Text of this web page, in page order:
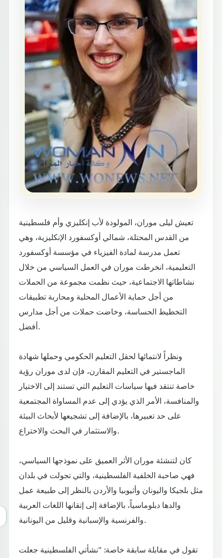
تعيش ليلى موران، المولودة لأب إنكليزي وأم فلسطينية
من القدس المحتلة، شمالي أوكسفورد الإنكليزية، وهي
تعمل مدرسة لمادة الفيزياء في مؤسسة أوكسفورد
التعليمية، انخرطت موران في العمل السياسي من خلال
نشاطاتها الاجتماعية، حيث نظمت مجموعة من الحملات
من أجل حماية الأعمال المحلية ومحاربة تطبيقات
التخطيط الحساسة، وخاضت حملات من أجل مدارس
أفضل.
ونظراً لانتمائها لحقل التعليم الحكومي وحملها شهادة
الماجستير في التعليم المقارن، فإن لدى موران رؤية
خاصة تنتقد فيها سياسات التعليم التي تستند إلى الاختيار
والمنافسة، الأمر الذي يؤدي إلى عدم المساواة المجتمعية
على حد تعبيرها، بالإضافة إلى تشجيعها لأبحاث البيئة
والاستثمار في البحث والاختراع.
كان لتنشئة موران الأثر العميق على نموذجها السياسي،
فهي صاحبة الخلفية الفلسطينية، والتي تجولت في بلدان
مثل بلجيكا واليونان وأثيوبيا والأردن بالنظر إلى طبيعة عمل
والدها دبلوماسياً، بالإضافة إلى إتقانها اللغات العربية
والفرنسية والإسبانية وقليل من اليونانية.
تقول في مقابلة سابقة خاصة: "نشأتي الفلسطينية جعلت